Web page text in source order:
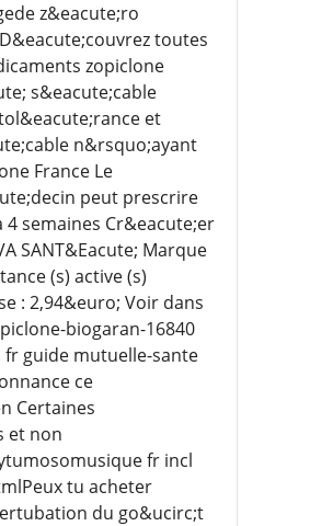
z&eacute;ro
toutes
zopiclone
s&eacute;cable
et
n&rsquo;ayant
France Le
peut prescrire
semaines Cr&eacute;er
SANT&Eacute; Marque
(s) active (s)
: 2,94&euro; Voir dans
biogaran-16840
guide mutuelle-sante
ce
Certaines
et non
fr incl
tu acheter
du go&ucirc;t